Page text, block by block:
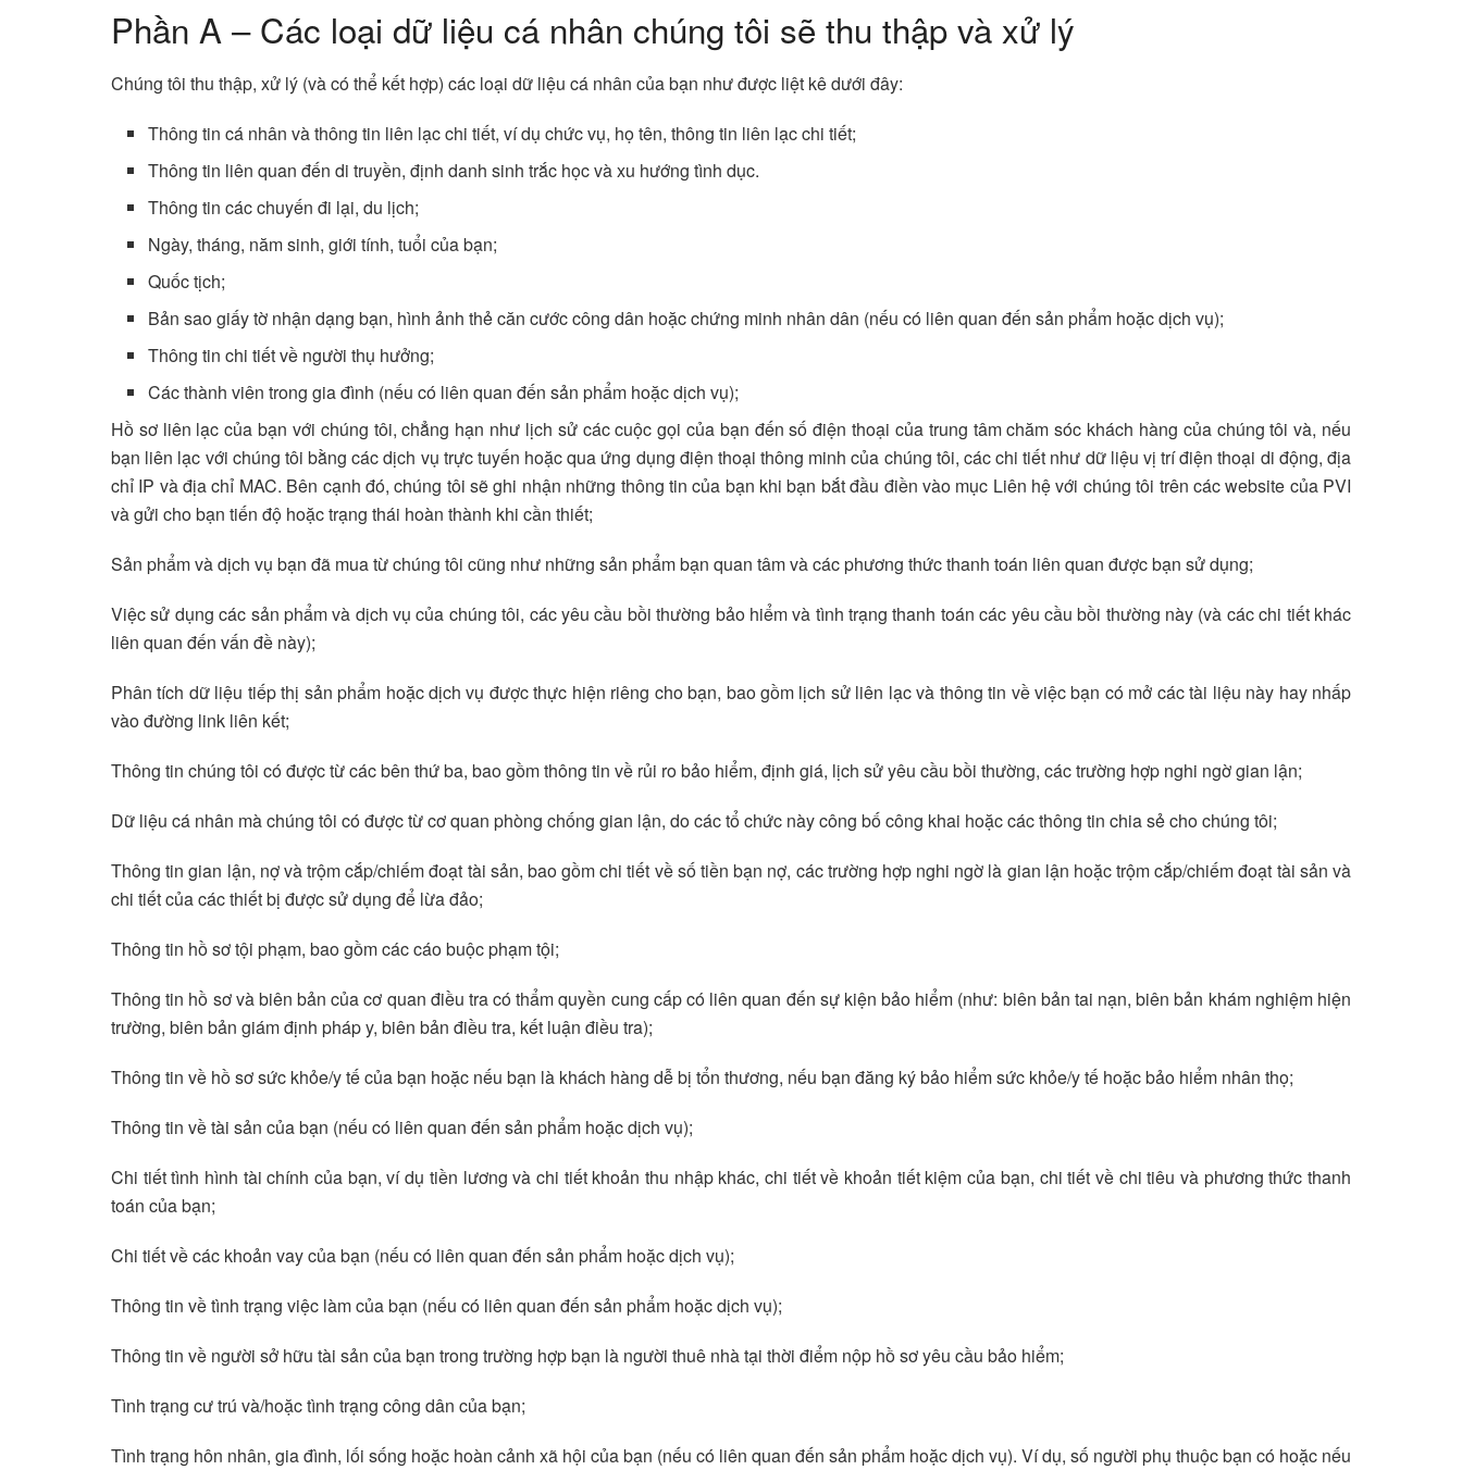
Phần A – Các loại dữ liệu cá nhân chúng tôi sẽ thu thập và xử lý
Chúng tôi thu thập, xử lý (và có thể kết hợp) các loại dữ liệu cá nhân của bạn như được liệt kê dưới đây:
Thông tin cá nhân và thông tin liên lạc chi tiết, ví dụ chức vụ, họ tên, thông tin liên lạc chi tiết;
Thông tin liên quan đến di truyền, định danh sinh trắc học và xu hướng tình dục.
Thông tin các chuyến đi lại, du lịch;
Ngày, tháng, năm sinh, giới tính, tuổi của bạn;
Quốc tịch;
Bản sao giấy tờ nhận dạng bạn, hình ảnh thẻ căn cước công dân hoặc chứng minh nhân dân (nếu có liên quan đến sản phẩm hoặc dịch vụ);
Thông tin chi tiết về người thụ hưởng;
Các thành viên trong gia đình (nếu có liên quan đến sản phẩm hoặc dịch vụ);
Hồ sơ liên lạc của bạn với chúng tôi, chẳng hạn như lịch sử các cuộc gọi của bạn đến số điện thoại của trung tâm chăm sóc khách hàng của chúng tôi và, nếu
bạn liên lạc với chúng tôi bằng các dịch vụ trực tuyến hoặc qua ứng dụng điện thoại thông minh của chúng tôi, các chi tiết như dữ liệu vị trí điện thoại di động, địa
chỉ IP và địa chỉ MAC. Bên cạnh đó, chúng tôi sẽ ghi nhận những thông tin của bạn khi bạn bắt đầu điền vào mục Liên hệ với chúng tôi trên các website của PVI
và gửi cho bạn tiến độ hoặc trạng thái hoàn thành khi cần thiết;
Sản phẩm và dịch vụ bạn đã mua từ chúng tôi cũng như những sản phẩm bạn quan tâm và các phương thức thanh toán liên quan được bạn sử dụng;
Việc sử dụng các sản phẩm và dịch vụ của chúng tôi, các yêu cầu bồi thường bảo hiểm và tình trạng thanh toán các yêu cầu bồi thường này (và các chi tiết khác
liên quan đến vấn đề này);
Phân tích dữ liệu tiếp thị sản phẩm hoặc dịch vụ được thực hiện riêng cho bạn, bao gồm lịch sử liên lạc và thông tin về việc bạn có mở các tài liệu này hay nhấp
vào đường link liên kết;
Thông tin chúng tôi có được từ các bên thứ ba, bao gồm thông tin về rủi ro bảo hiểm, định giá, lịch sử yêu cầu bồi thường, các trường hợp nghi ngờ gian lận;
Dữ liệu cá nhân mà chúng tôi có được từ cơ quan phòng chống gian lận, do các tổ chức này công bố công khai hoặc các thông tin chia sẻ cho chúng tôi;
Thông tin gian lận, nợ và trộm cắp/chiếm đoạt tài sản, bao gồm chi tiết về số tiền bạn nợ, các trường hợp nghi ngờ là gian lận hoặc trộm cắp/chiếm đoạt tài sản và
chi tiết của các thiết bị được sử dụng để lừa đảo;
Thông tin hồ sơ tội phạm, bao gồm các cáo buộc phạm tội;
Thông tin hồ sơ và biên bản của cơ quan điều tra có thẩm quyền cung cấp có liên quan đến sự kiện bảo hiểm (như: biên bản tai nạn, biên bản khám nghiệm hiện
trường, biên bản giám định pháp y, biên bản điều tra, kết luận điều tra);
Thông tin về hồ sơ sức khỏe/y tế của bạn hoặc nếu bạn là khách hàng dễ bị tổn thương, nếu bạn đăng ký bảo hiểm sức khỏe/y tế hoặc bảo hiểm nhân thọ;
Thông tin về tài sản của bạn (nếu có liên quan đến sản phẩm hoặc dịch vụ);
Chi tiết tình hình tài chính của bạn, ví dụ tiền lương và chi tiết khoản thu nhập khác, chi tiết về khoản tiết kiệm của bạn, chi tiết về chi tiêu và phương thức thanh
toán của bạn;
Chi tiết về các khoản vay của bạn (nếu có liên quan đến sản phẩm hoặc dịch vụ);
Thông tin về tình trạng việc làm của bạn (nếu có liên quan đến sản phẩm hoặc dịch vụ);
Thông tin về người sở hữu tài sản của bạn trong trường hợp bạn là người thuê nhà tại thời điểm nộp hồ sơ yêu cầu bảo hiểm;
Tình trạng cư trú và/hoặc tình trạng công dân của bạn;
Tình trạng hôn nhân, gia đình, lối sống hoặc hoàn cảnh xã hội của bạn (nếu có liên quan đến sản phẩm hoặc dịch vụ). Ví dụ, số người phụ thuộc bạn có hoặc nếu